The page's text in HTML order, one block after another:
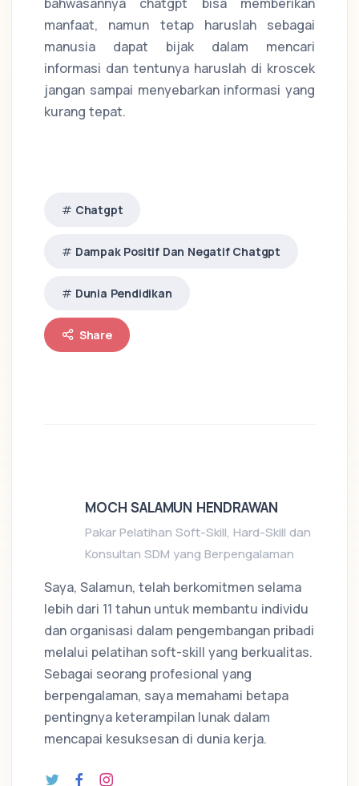
manfaat, namun tetap haruslah sebagai
manusia dapat bijak dalam mencari
informasi dan tentunya haruslah di kroscek
jangan sampai menyebarkan informasi yang
kurang tepat.
Chatgpt
Dampak Positif Dan Negatif Chatgpt
Dunia Pendidikan
Share
MOCH SALAMUN HENDRAWAN
Pakar Pelatihan Soft-Skill, Hard-Skill dan
Konsultan SDM yang Berpengalaman
Saya, Salamun, telah berkomitmen selama
lebih dari 11 tahun untuk membantu individu
dan organisasi dalam pengembangan pribadi
melalui pelatihan soft-skill yang berkualitas.
Sebagai seorang profesional yang
berpengalaman, saya memahami betapa
pentingnya keterampilan lunak dalam
mencapai kesuksesan di dunia kerja.